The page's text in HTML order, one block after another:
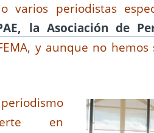
varios periodistas
la Asociación de
y aunque no
en